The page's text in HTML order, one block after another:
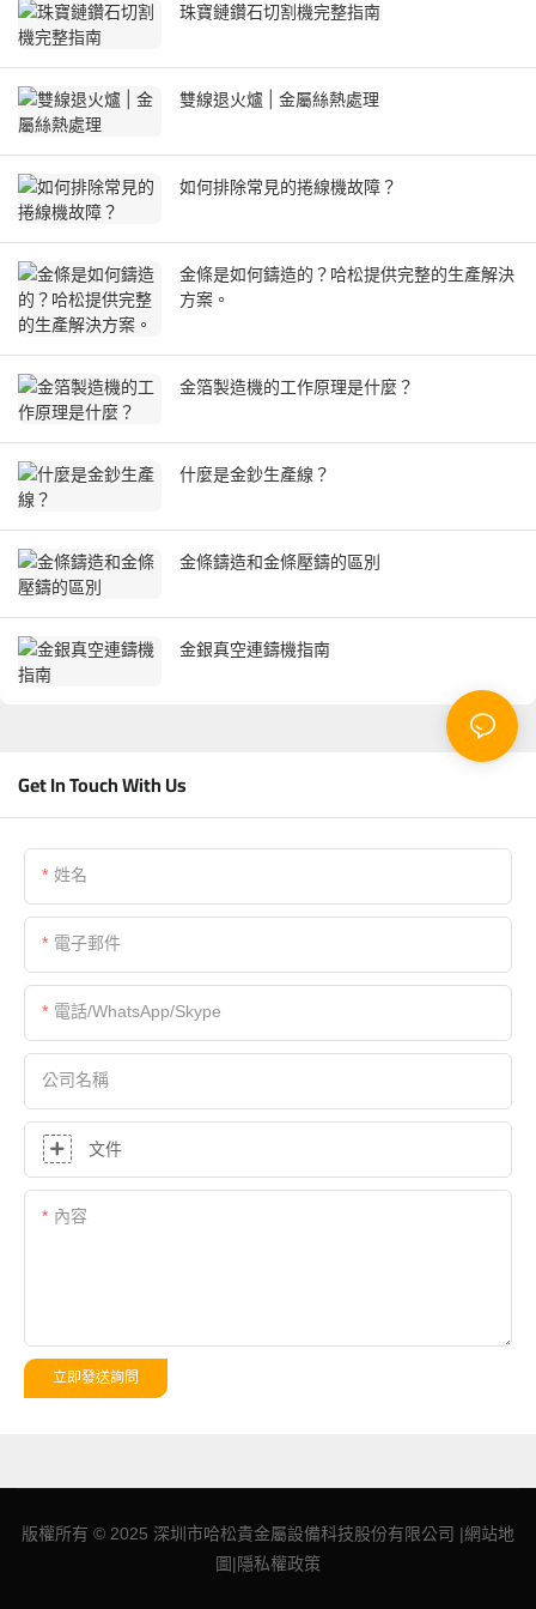
珠寶鏈鑽石切割機完整指南
雙線退火爐 | 金屬絲熱處理
如何排除常見的捲線機故障？
金條是如何鑄造的？哈松提供完整的生產解決
方案。
金箔製造機的工作原理是什麼？
什麼是金鈔生產線？
金條鑄造和金條壓鑄的區別
金銀真空連鑄機指南
Get In Touch With Us
姓名
電子郵件
電話/WhatsApp/Skype
公司名稱
文件
內容
立即發送詢問
版權所有 © 2025 深圳市哈松貴金屬設備科技股份有限公司 |網站地
圖|隱私權政策